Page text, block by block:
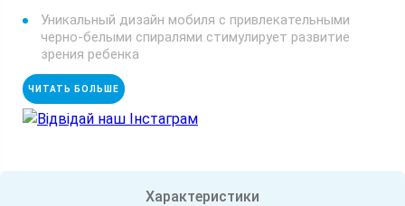
Уникальный дизайн мобиля с привлекательными
черно-белыми спиралями стимулирует развитие
зрения ребенка
ЧИТАТЬ БОЛЬШЕ
Відвідай наш Інстаграм
Характеристики